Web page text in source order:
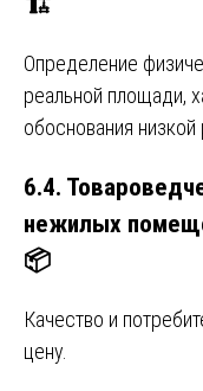
Определение
реальной площади,
обоснования
6.4.
нежилых
📦
Качество и
цену.